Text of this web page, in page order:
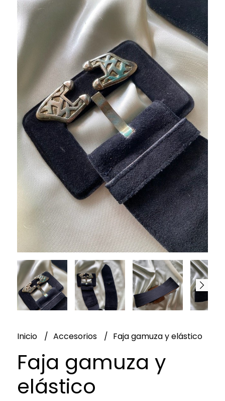
Inicio Accesorios Faja gamuza y elástico
Faja gamuza y
elástico